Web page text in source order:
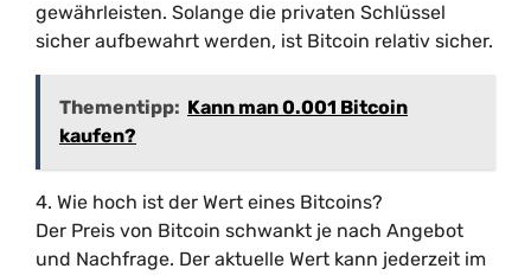
gewährleisten. Solange die privaten Schlüssel
sicher aufbewahrt werden, ist Bitcoin relativ sicher.
Thementipp: Kann man 0.001 Bitcoin
kaufen?
4. Wie hoch ist der Wert eines Bitcoins?
Der Preis von Bitcoin schwankt je nach Angebot
und Nachfrage. Der aktuelle Wert kann jederzeit im